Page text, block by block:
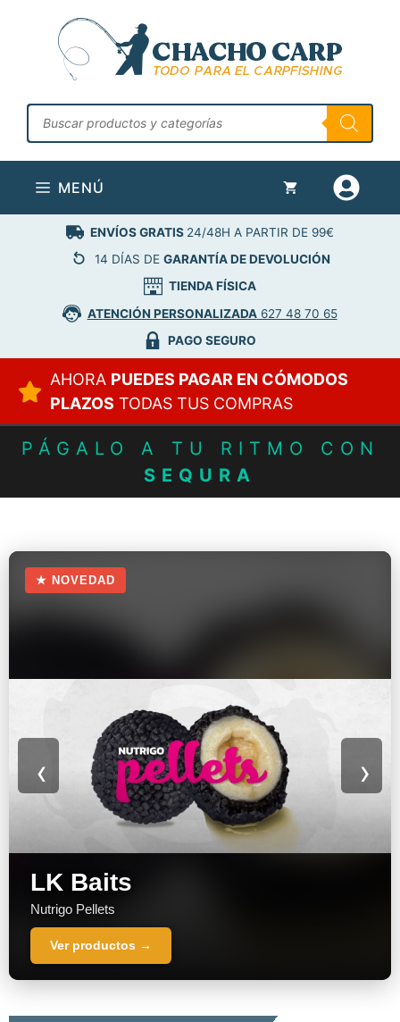
contenido
Búsqueda
de
productos
MENÚ
ENVÍOS GRATIS 24/48H A PARTIR DE 99€
14 DÍAS DE GARANTÍA DE DEVOLUCIÓN
TIENDA FÍSICA
ATENCIÓN PERSONALIZADA627 48 70 65
PAGO SEGURO
AHORA PUEDES PAGAR EN CÓMODOS
PLAZOS TODAS TUS COMPRAS
PÁGALO A TU RITMO CON
SEQURA
★ NOVEDAD
LK Baits
Nutrigo Pellets
Ver productos →
‹ ›